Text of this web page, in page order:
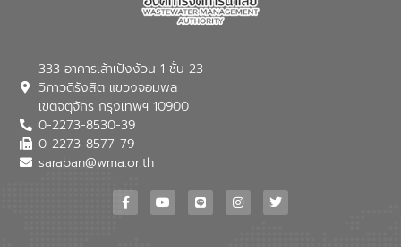
333 อาคารเล้าเป้งง้วน 1 ชั้น 23
วิภาวดีรังสิต แขวงจอมพล
เขตจตุจักร กรุงเทพฯ 10900
0-2273-8530-39
0-2273-8577-79
saraban@wma.or.th